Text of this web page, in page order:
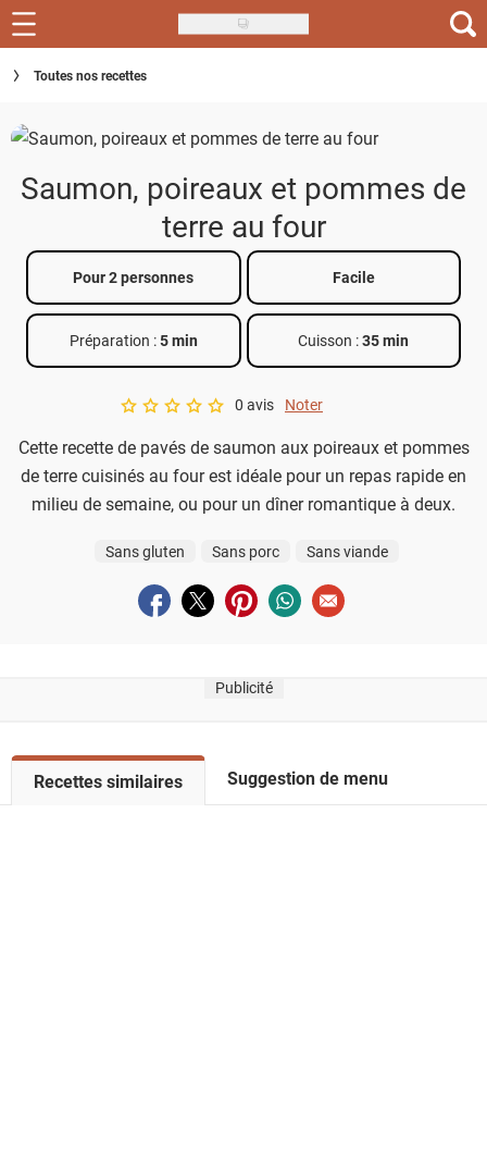
Skip
to
main
Recettes
Inspirations
Actus
Téléchargez l'app Saveurs Recettes
Index des recettes
Toutes nos recettes
Saumon, poireaux et pommes de
terre au four
Pour 2 personnes Facile
Préparation :5 min Cuisson :35 min
A star rating of 0 out of 5.
0 avis Noter
Cette recette de pavés de saumon aux poireaux et pommes
de terre cuisinés au four est idéale pour un repas rapide en
milieu de semaine, ou pour un dîner romantique à deux.
Sans gluten Sans porc Sans viande
Partager sur facebook
Partager sur twitter
Partager sur pinterest
Partager sur whatsapp
Envoyer à un ami
Publicité
o
Recettes similaires Suggestion de menu